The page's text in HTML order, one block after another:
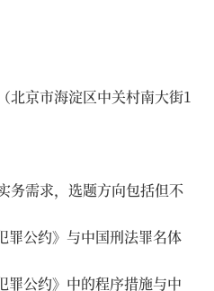
北京市海淀区中关村南大街1
务需求，选题方向包括但不
罪公约》与中国刑法罪名体
罪公约》中的程序措施与中